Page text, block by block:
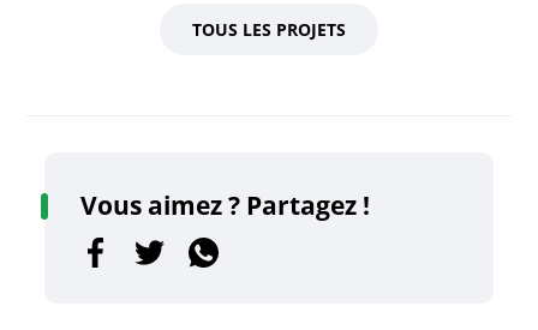
TOUS LES PROJETS
Vous aimez ? Partagez !